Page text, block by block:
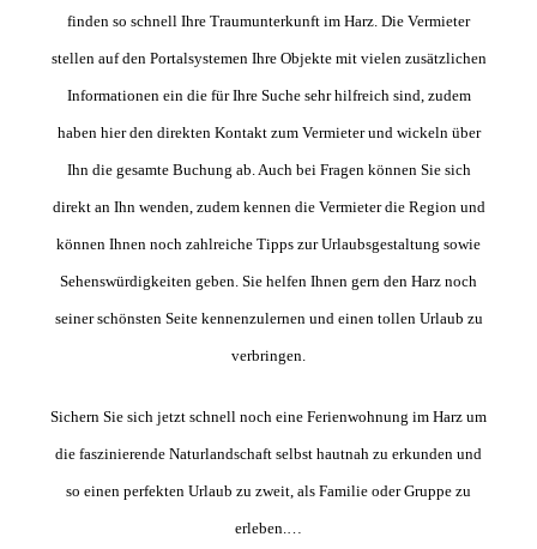
finden so schnell Ihre Traumunterkunft im Harz. Die Vermieter
stellen auf den Portalsystemen Ihre Objekte mit vielen zusätzlichen
Informationen ein die für Ihre Suche sehr hilfreich sind, zudem
haben hier den direkten Kontakt zum Vermieter und wickeln über
Ihn die gesamte Buchung ab. Auch bei Fragen können Sie sich
direkt an Ihn wenden, zudem kennen die Vermieter die Region und
können Ihnen noch zahlreiche Tipps zur Urlaubsgestaltung sowie
Sehenswürdigkeiten geben. Sie helfen Ihnen gern den Harz noch
seiner schönsten Seite kennenzulernen und einen tollen Urlaub zu
verbringen.
Sichern Sie sich jetzt schnell noch eine Ferienwohnung im Harz um
die faszinierende Naturlandschaft selbst hautnah zu erkunden und
so einen perfekten Urlaub zu zweit, als Familie oder Gruppe zu
erleben.…